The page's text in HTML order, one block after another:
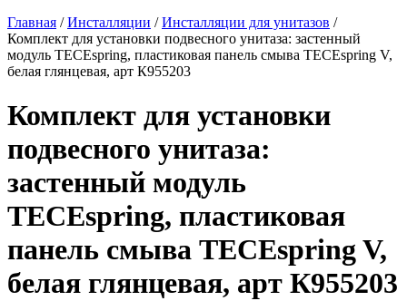
Главная /Инсталляции /Инсталляции для унитазов /
Комплект для установки подвесного унитаза: застенный
модуль TECEspring, пластиковая панель смыва TECEspring V,
белая глянцевая, арт К955203
Комплект для установки
подвесного унитаза:
застенный модуль
TECEspring, пластиковая
панель смыва TECEspring V,
белая глянцевая, арт К955203